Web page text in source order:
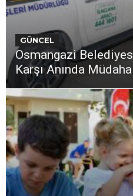
GÜNCEL
Osmangazi
Karşı Anında